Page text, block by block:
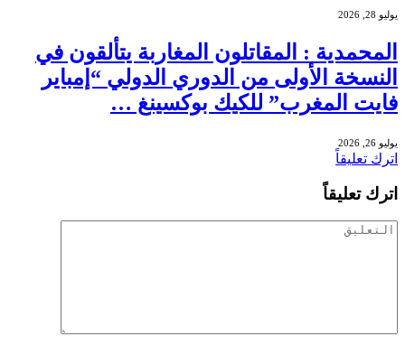
يوليو 28, 2026
المحمدية : المقاتلون المغاربة يتألقون في
النسخة الأولى من الدوري الدولي “إمباير
فايت المغرب” للكيك بوكسينغ …
يوليو 26, 2026
اترك تعليقاً
اترك تعليقاً